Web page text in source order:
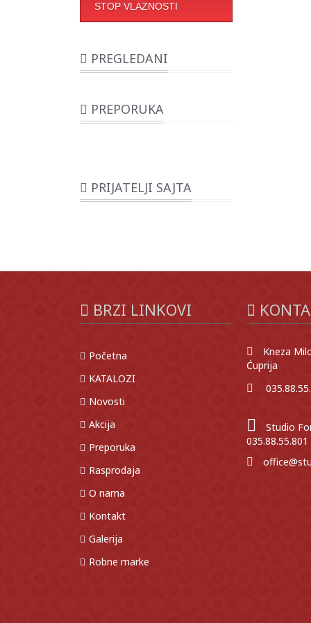
STOP VLAZNOSTI
PREGLEDANI
PREPORUKA
PRIJATELJI SAJTA
BRZI LINKOVI
Početna
KATALOZI
Novosti
Akcija
Preporuka
Rasprodaja
O nama
Kontakt
Galerija
Robne marke
Kneza
Ćuprija
Studio
035.88.55.801